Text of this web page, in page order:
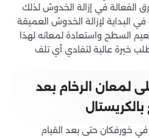
الفعالة في إزالة الخدوش لذلك
البداية لإزالة الخدوش العميقة
السطح واستعادة لمعانه لهذا
خبرة عالية لتفادي أي تلف
لمعان الرخام بعد
بالكريستال
خورفكان حتى بعد القيام